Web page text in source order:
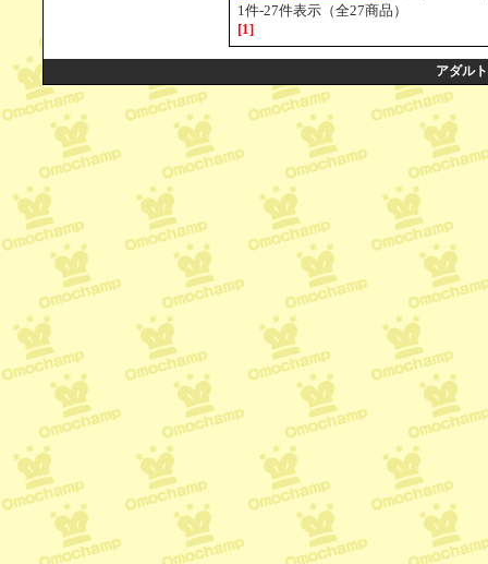
1件-27件表示（全27商品）
[1]
アダル